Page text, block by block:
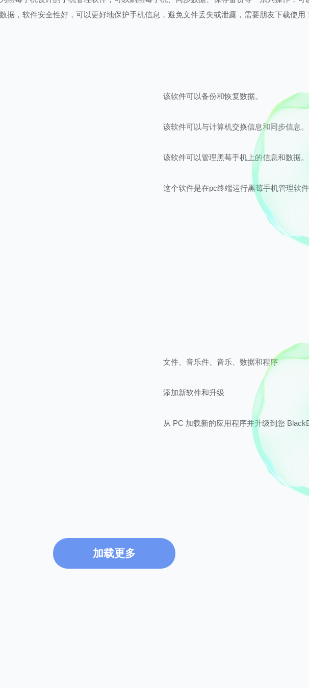
据，软件安全性好，可以更好地保护手机信息，避免文件丢失或泄露，需要朋友下载使用
该软件可以备份和恢复数据。
该软件可以与计算机交换信息和同步信息。
该软件可以管理黑莓手机上的信息和数据。
这个软件是在pc终端运行黑莓手机管理软件
文件、音乐件、音乐、数据和程序
添加新软件和升级
从 PC 加载新的应用程序并升级到您
加载更多